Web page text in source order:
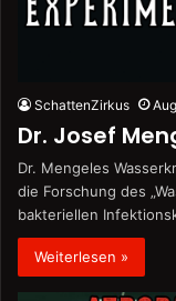
SchattenZirkus
Dr. Josef
Dr. Mengeles
die Forschung des
bakteriellen
Weiterlesen »